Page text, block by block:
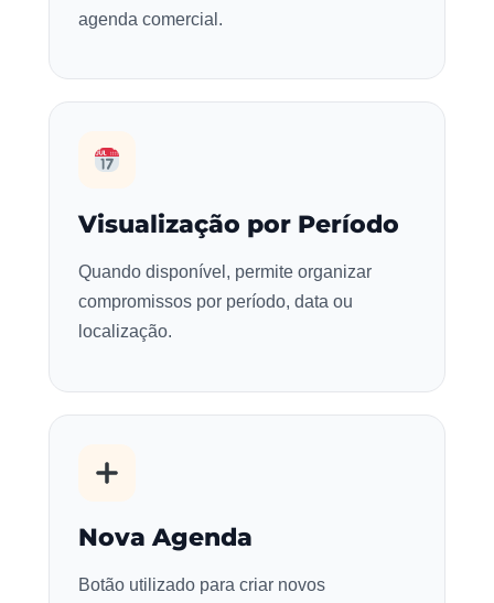
agenda comercial.
Visualização por Período
Quando disponível, permite organizar
compromissos por período, data ou
localização.
Nova Agenda
Botão utilizado para criar novos